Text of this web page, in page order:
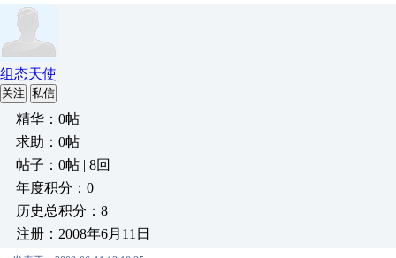
组态天使
关注 私信
精华：0帖
求助：0帖
帖子：0帖 | 8回
年度积分：0
历史总积分：8
注册：2008年6月11日